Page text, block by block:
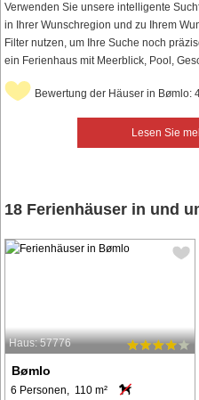
Verwenden Sie unsere intelligente
in Ihrer Wunschregion und zu Ihrem
Filter nutzen, um Ihre Suche noch
ein Ferienhaus mit Meerblick, Pool,
Lesen Sie
Bewertung der Häuser in Bømlo:
18 Ferienhäuser in und
Haus: 57776
Bømlo
6 Personen, 110 m²